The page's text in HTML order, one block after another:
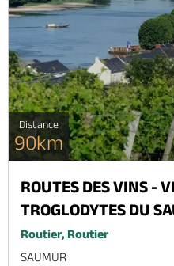
Distance
90km
ROUTES DES VINS -
TROGLODYTES DU
Routier, Routier
SAUMUR